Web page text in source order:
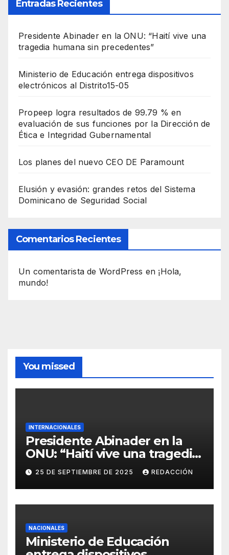
Entradas Recientes
Presidente Abinader en la ONU: “Haití vive una
tragedia humana sin precedentes”
Ministerio de Educación entrega dispositivos
electrónicos al Distrito15-05
Propeep logra resultados de 99.79 % en
evaluación de sus funciones por la Dirección de
Ética e Integridad Gubernamental
Los planes del nuevo CEO DE Paramount
Elusión y evasión: grandes retos del Sistema
Dominicano de Seguridad Social
Comentarios Recientes
Un comentarista de WordPress en ¡Hola,
mundo!
You missed
INTERNACIONALES
Presidente Abinader en la
ONU: “Haití vive una tragedia
humana sin precedentes”
25 DE SEPTIEMBRE DE 2025 REDACCIÓN
NACIONALES
Ministerio de Educación